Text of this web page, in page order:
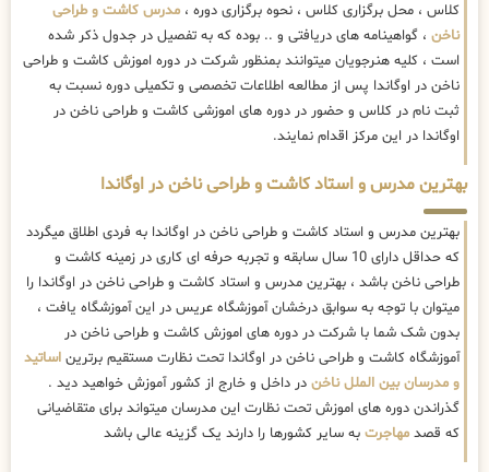
کلاس ، محل برگزاری کلاس ، نحوه برگزاری دوره ، مدرس کاشت و طراحی
ناخن ، گواهینامه های دریافتی و .. بوده که به تفصیل در جدول ذکر شده
است ، کلیه هنرجویان میتوانند بمنظور شرکت در دوره اموزش کاشت و طراحی
ناخن در اوگاندا پس از مطالعه اطلاعات تخصصی و تکمیلی دوره نسبت به
ثبت نام در کلاس و حضور در دوره های اموزشی کاشت و طراحی ناخن در
اوگاندا در این مرکز اقدام نمایند.
بهترین مدرس و استاد کاشت و طراحی ناخن در اوگاندا
بهترین مدرس و استاد کاشت و طراحی ناخن در اوگاندا به فردی اطلاق میگردد
که حداقل دارای 10 سال سابقه و تجربه حرفه ای کاری در زمینه کاشت و
طراحی ناخن باشد ، بهترین مدرس و استاد کاشت و طراحی ناخن در اوگاندا را
میتوان با توجه به سوابق درخشان آموزشگاه عریس در این آموزشگاه یافت ،
بدون شک شما با شرکت در دوره های اموزش کاشت و طراحی ناخن در
آموزشگاه کاشت و طراحی ناخن در اوگاندا تحت نظارت مستقیم برترین اساتید
و مدرسان بین الملل ناخن در داخل و خارج از کشور آموزش خواهید دید .
گذراندن دوره های اموزش تحت نظارت این مدرسان میتواند برای متقاضیانی
که قصد مهاجرت به سایر کشورها را دارند یک گزینه عالی باشد